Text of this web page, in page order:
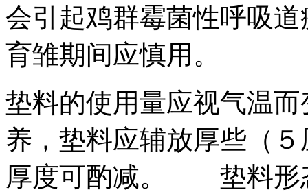
会引起鸡群霉菌性呼吸
育雏期间应慎用。
垫料的使用量应视气温
养，垫料应辅放厚些（
厚度可酌减。 垫料形